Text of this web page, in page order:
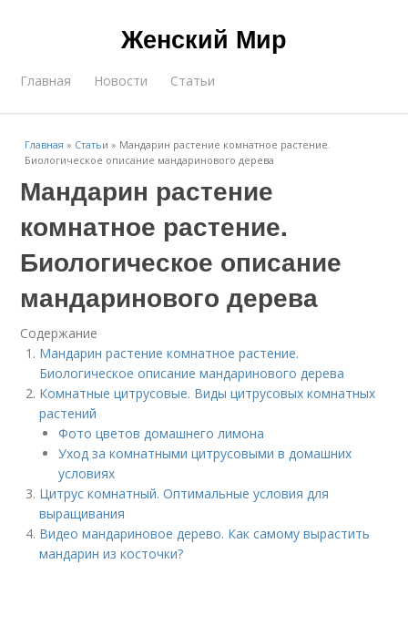
Женский Мир
Главная Новости Статьи
Главная » Статьи » Мандарин растение комнатное растение.
Биологическое описание мандаринового дерева
Мандарин растение
комнатное растение.
Биологическое описание
мандаринового дерева
Содержание
Мандарин растение комнатное растение.
Биологическое описание мандаринового дерева
Комнатные цитрусовые. Виды цитрусовых комнатных
растений
Фото цветов домашнего лимона
Уход за комнатными цитрусовыми в домашних
условиях
Цитрус комнатный. Оптимальные условия для
выращивания
Видео мандариновое дерево. Как самому вырастить
мандарин из косточки?